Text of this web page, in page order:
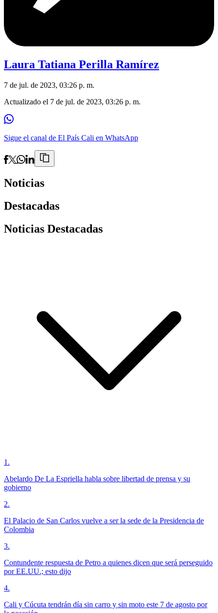
Laura Tatiana Perilla Ramírez
7 de jul. de 2023, 03:26 p. m.
Actualizado el 7 de jul. de 2023, 03:26 p. m.
Sigue el canal de El País Cali en WhatsApp
Noticias
Destacadas
Noticias Destacadas
1 .
Abelardo De La Espriella habla sobre libertad de prensa y su
gobierno
2.
El Palacio de San Carlos vuelve a ser la sede de la Presidencia de
Colombia
3.
Contundente respuesta de Petro a quienes dicen que será perseguido
por EE.UU.; esto dijo
4.
Cali y Cúcuta tendrán día sin carro y sin moto este 7 de agosto por